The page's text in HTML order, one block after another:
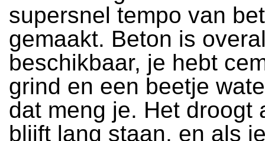
supersnel tempo van
gemaakt. Beton is
beschikbaar, je hebt
grind en een beetje
dat meng je. Het droogt
blijft lang staan, en als